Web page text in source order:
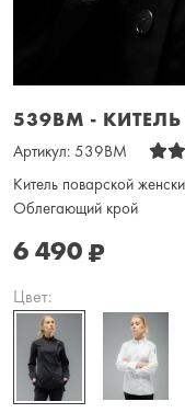
539BM -
Артикул: 539BM
Китель поварской
Облегающий крой
6 490₽
Цвет: